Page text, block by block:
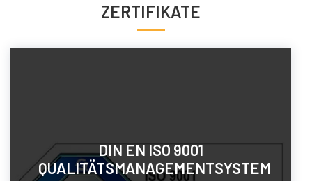
ZERTIFIKATE
DIN EN ISO 9001
QUALITÄTSMANAGEMENTSYSTEM